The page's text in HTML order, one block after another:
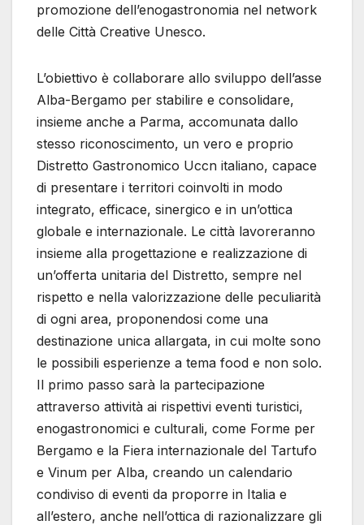
promozione dell’enogastronomia nel network
delle Città Creative Unesco.
L’obiettivo è collaborare allo sviluppo dell’asse
Alba-Bergamo per stabilire e consolidare,
insieme anche a Parma, accomunata dallo
stesso riconoscimento, un vero e proprio
Distretto Gastronomico Uccn italiano, capace
di presentare i territori coinvolti in modo
integrato, efficace, sinergico e in un’ottica
globale e internazionale. Le città lavoreranno
insieme alla progettazione e realizzazione di
un’offerta unitaria del Distretto, sempre nel
rispetto e nella valorizzazione delle peculiarità
di ogni area, proponendosi come una
destinazione unica allargata, in cui molte sono
le possibili esperienze a tema food e non solo.
Il primo passo sarà la partecipazione
attraverso attività ai rispettivi eventi turistici,
enogastronomici e culturali, come Forme per
Bergamo e la Fiera internazionale del Tartufo
e Vinum per Alba, creando un calendario
condiviso di eventi da proporre in Italia e
all’estero, anche nell’ottica di razionalizzare gli